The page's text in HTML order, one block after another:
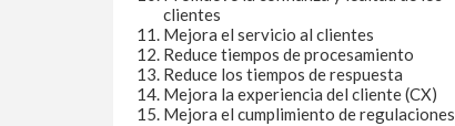
clientes
Mejora el servicio al clientes
Reduce tiempos de procesamiento
Reduce los tiempos de respuesta
Mejora la experiencia del cliente (CX)
Mejora el cumplimiento de regulaciones